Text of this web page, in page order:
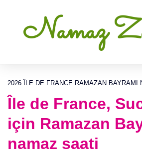
Namaz
2026 ÎLE DE FRANCE RAMAZAN BAYRAMI
Île de France,
için Ramazan
namaz saati